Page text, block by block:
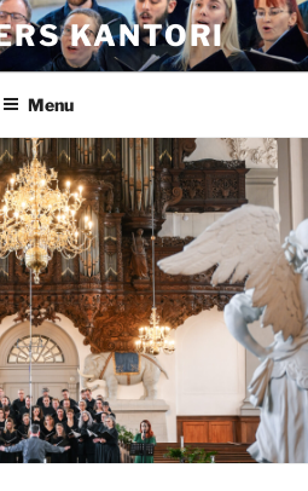
KANTORI
Menu